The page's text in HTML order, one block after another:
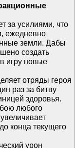
за усилиями, что
ежедневно
земли. Дабы
создать
игру новые
отряды героя
раз за битву
здоровья.
любого
конца текущего
урон